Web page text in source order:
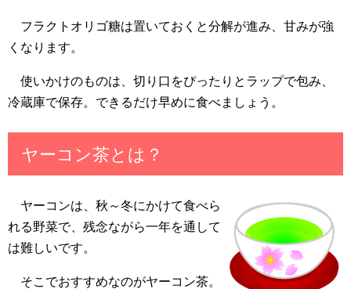
フラクトオリゴ糖は置いておくと分解が進み、甘みが強
くなります。
使いかけのものは、切り口をぴったりとラップで包み、
冷蔵庫で保存。できるだけ早めに食べましょう。
ヤーコン茶とは？
ヤーコンは、秋～冬にかけて食べら
れる野菜で、残念ながら一年を通して
は難しいです。
そこでおすすめなのがヤーコン茶。